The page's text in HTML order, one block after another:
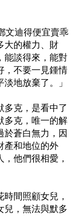
文迪得便宜賣乖
大的權力、財
能談得來，能對
，不要一見鍾情
地放棄了。」
多克，是看中了
多克，唯一的解
於蒼白無力，因
產和地位的外
他們很相愛，
間照顧女兒，
兒，無法與默多